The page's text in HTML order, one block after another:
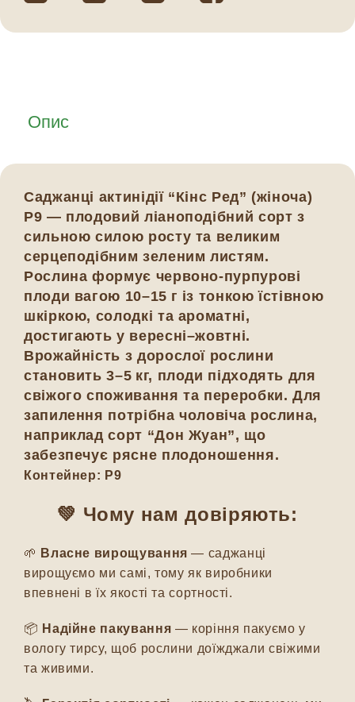
Опис
Саджанці актинідії “Кінс Ред” (жіноча)
Р9 — плодовий ліаноподібний сорт з
сильною силою росту та великим
серцеподібним зеленим листям.
Рослина формує червоно-пурпурові
плоди вагою 10–15 г із тонкою їстівною
шкіркою, солодкі та ароматні,
достигають у вересні–жовтні.
Врожайність з дорослої рослини
становить 3–5 кг, плоди підходять для
свіжого споживання та переробки. Для
запилення потрібна чоловіча рослина,
наприклад сорт “Дон Жуан”, що
забезпечує рясне плодоношення.
Контейнер: Р9
💚 Чому нам довіряють:
🌱 Власне вирощування — саджанці
вирощуємо ми самі, тому як виробники
впевнені в їх якості та сортності.
📦 Надійне пакування — коріння пакуємо у
вологу тирсу, щоб рослини доїжджали свіжими
та живими.